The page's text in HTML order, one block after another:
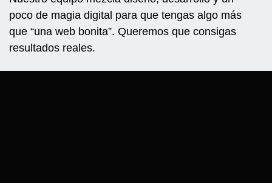
poco de magia digital para que tengas algo más
que “una web bonita”. Queremos que consigas
resultados reales.